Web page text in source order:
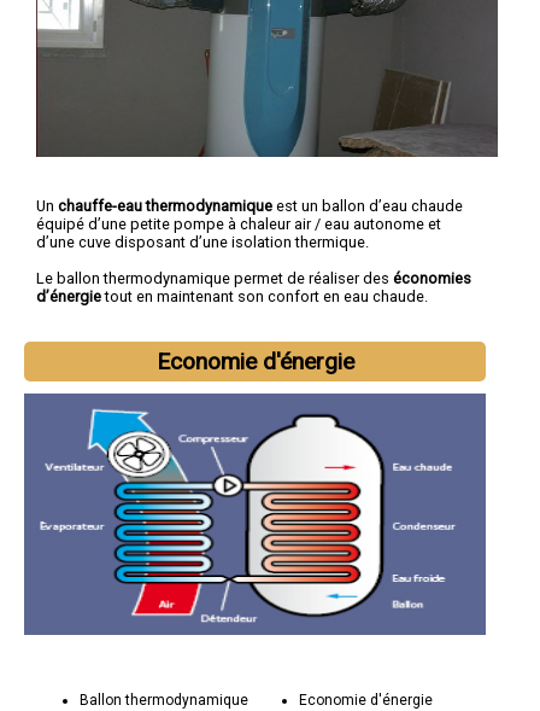
Un chauffe-eau thermodynamique est un ballon d’eau chaude
équipé d’une petite pompe à chaleur air / eau autonome et
d’une cuve disposant d’une isolation thermique.
Le ballon thermodynamique permet de réaliser des économies
d’énergietout en maintenant son confort en eau chaude.
Economie d'énergie
Ballon thermodynamique
Economie d'énergie